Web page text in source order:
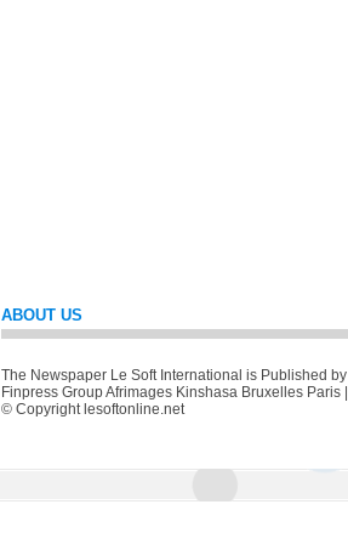
ABOUT US
The Newspaper Le Soft International is Published by
Finpress Group Afrimages Kinshasa Bruxelles Paris |
© Copyright lesoftonline.net